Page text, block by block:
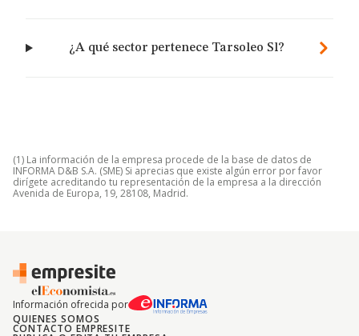
¿A qué sector pertenece Tarsoleo Sl?
(1) La información de la empresa procede de la base de datos de
INFORMA D&B S.A. (SME) Si aprecias que existe algún error por favor
dirígete acreditando tu representación de la empresa a la dirección
Avenida de Europa, 19, 28108, Madrid.
Información ofrecida por
QUIENES SOMOS
CONTACTO EMPRESITE